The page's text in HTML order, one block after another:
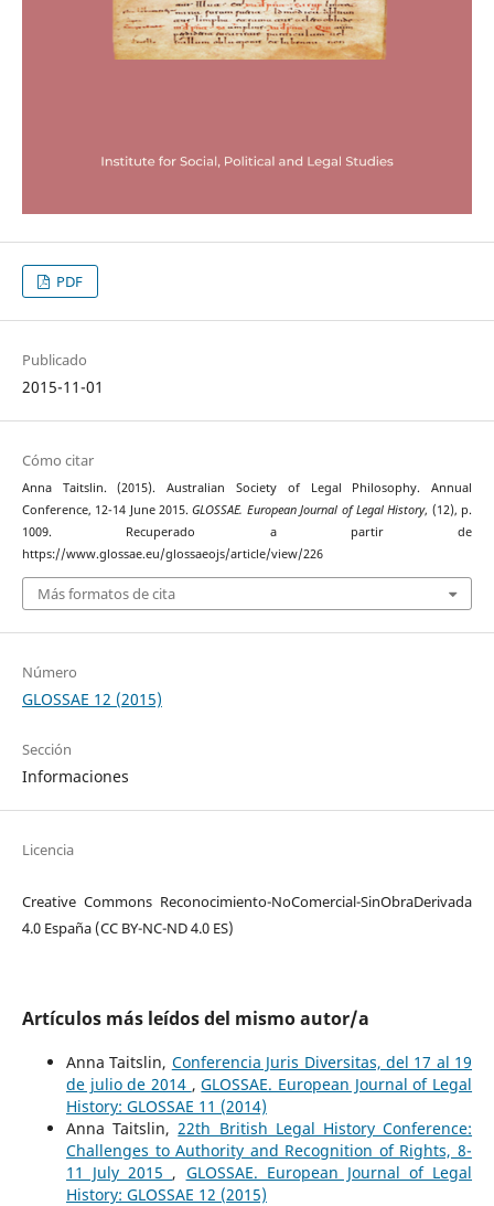
PDF
Publicado
2015-11-01
Cómo citar
Anna Taitslin. (2015). Australian Society of Legal Philosophy. Annual
Conference, 12-14 June 2015.GLOSSAE. European Journal of Legal History, (12), p.
1009. Recuperado a partir de
https://www.glossae.eu/glossaeojs/article/view/226
Más formatos de cita
Número
GLOSSAE 12 (2015)
Sección
Informaciones
Licencia
Creative Commons Reconocimiento-NoComercial-SinObraDerivada
4.0 España (CC BY-NC-ND 4.0 ES)
Artículos más leídos del mismo autor/a
Anna Taitslin, Conferencia Juris Diversitas, del 17 al 19
de julio de 2014 ,GLOSSAE. European Journal of Legal
History: GLOSSAE 11 (2014)
Anna Taitslin,22th British Legal History Conference:
Challenges to Authority and Recognition of Rights, 8-
11 July 2015 , GLOSSAE. European Journal of Legal
History: GLOSSAE 12 (2015)